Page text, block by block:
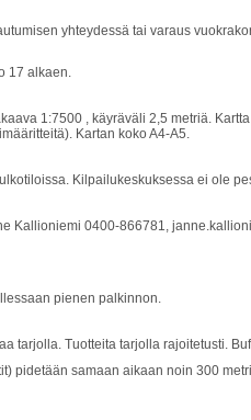
yhteydessä tai varaus
17 alkaen.
1:7500 , käyräväli 2,5 metriä.
Kartan koko A4-A5.
Kilpailukeskuksessa ei ole
Kallioniemi 0400-866781,
pienen palkinnon.
tarjolla. Tuotteita tarjolla rajoitetusti.
pidetään samaan aikaan noin 300